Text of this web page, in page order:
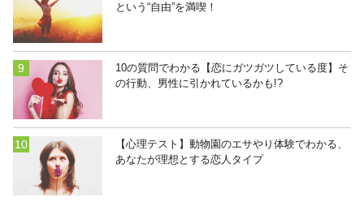
という“自由”を満喫！
10の質問でわかる【恋にガツガツしている度】そ
の行動、男性に引かれているかも!?
【心理テスト】動物園のエサやり体験でわかる、
あなたが理想とする恋人タイプ